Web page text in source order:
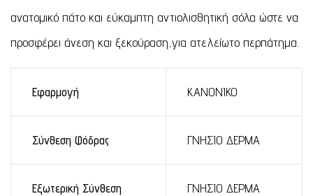
ανατομικό πάτο και εύκαμπτη αντιολισθητική σόλα ώστε να
προσφέρει άνεση και ξεκούραση,για ατελείωτο περπάτημα.
Εφαρμογή ΚΑΝΟΝΙΚΟ
Σύνθεση Φόδρας ΓΝΗΣΙΟ ΔΕΡΜΑ
Εξωτερική Σύνθεση ΓΝΗΣΙΟ ΔΕΡΜΑ